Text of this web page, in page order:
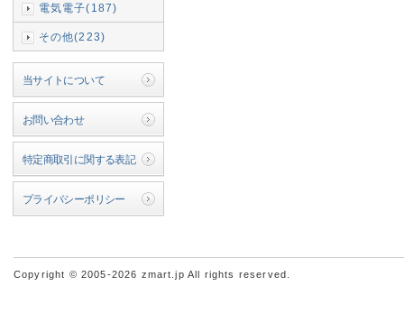
電気電子(187)
その他(223)
当サイトについて
お問い合わせ
特定商取引に関する表記
プライバシーポリシー
Copyright © 2005-2026 zmart.jp All rights reserved.